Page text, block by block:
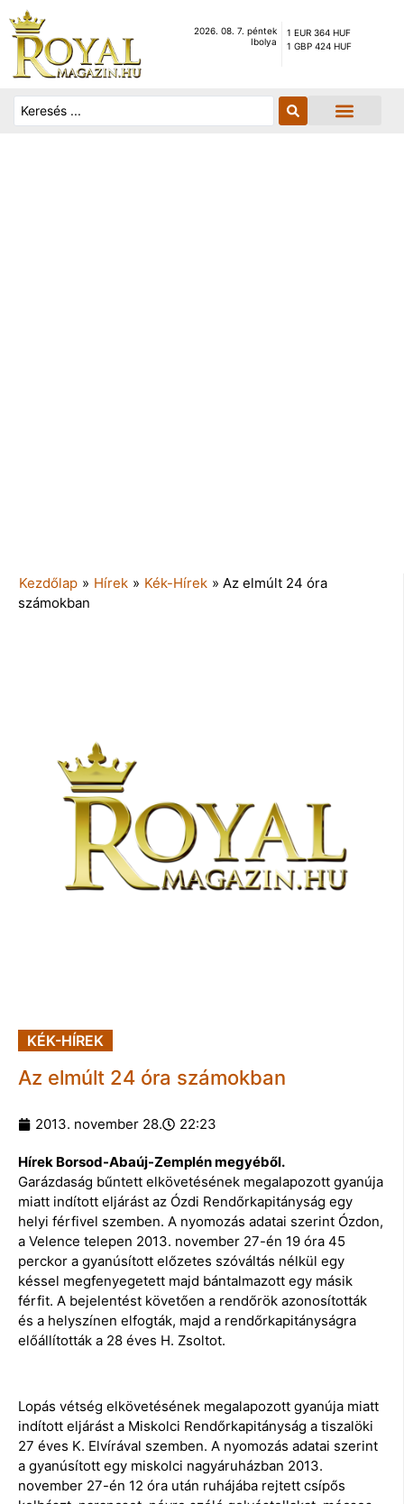
2026. 08. 7. péntek
Ibolya
1 EUR 364 HUF
1 GBP 424 HUF
Kezdőlap » Hírek » Kék-Hírek » Az elmúlt 24 óra
számokban
KÉK-HÍREK
Az elmúlt 24 óra számokban
2013. november 28. 22:23
Hírek Borsod-Abaúj-Zemplén megyéből.
Garázdaság bűntett elkövetésének megalapozott gyanúja
miatt indított eljárást az Ózdi Rendőrkapitányság egy
helyi férfivel szemben. A nyomozás adatai szerint Ózdon,
a Velence telepen 2013. november 27-én 19 óra 45
perckor a gyanúsított előzetes szóváltás nélkül egy
késsel megfenyegetett majd bántalmazott egy másik
férfit. A bejelentést követően a rendőrök azonosították
és a helyszínen elfogták, majd a rendőrkapitányságra
előállították a 28 éves H. Zsoltot.
Lopás vétség elkövetésének megalapozott gyanúja miatt
indított eljárást a Miskolci Rendőrkapitányság a tiszalöki
27 éves K. Elvírával szemben. A nyomozás adatai szerint
a gyanúsított egy miskolci nagyáruházban 2013.
november 27-én 12 óra után ruhájába rejtett csípős